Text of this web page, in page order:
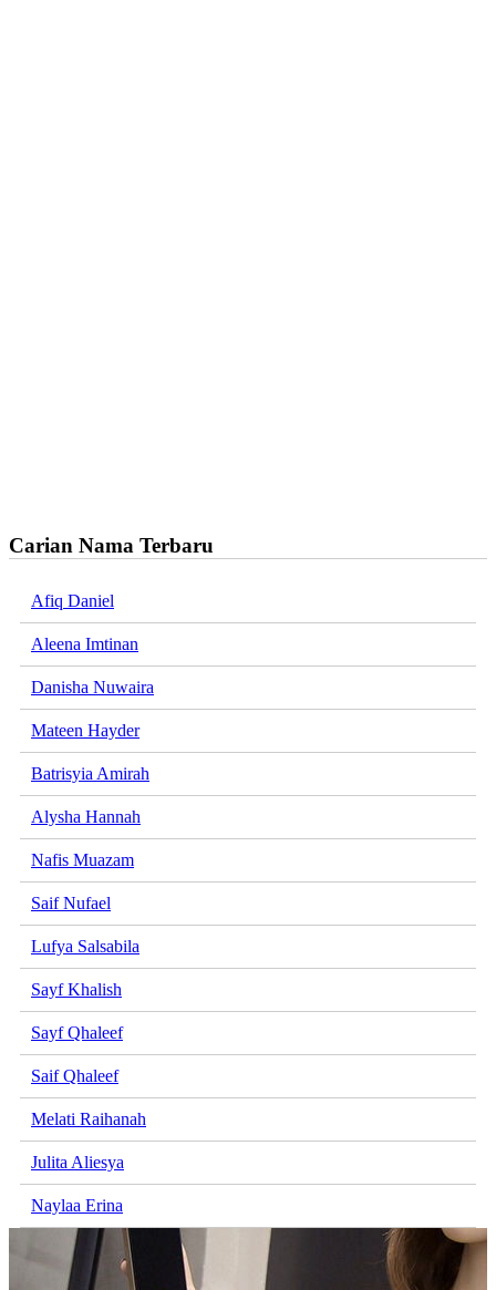
Carian Nama Terbaru
Afiq Daniel
Aleena Imtinan
Danisha Nuwaira
Mateen Hayder
Batrisyia Amirah
Alysha Hannah
Nafis Muazam
Saif Nufael
Lufya Salsabila
Sayf Khalish
Sayf Qhaleef
Saif Qhaleef
Melati Raihanah
Julita Aliesya
Naylaa Erina